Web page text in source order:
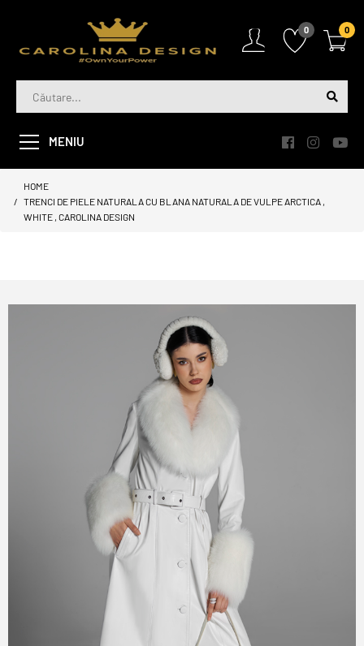
0 0
MENIU
HOME
TRENCI DE PIELE NATURALA CU BLANA NATURALA DE VULPE ARCTICA ,
WHITE , CAROLINA DESIGN